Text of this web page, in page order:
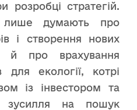
розробці стратегій.
думають про
і створення нових
й про врахування
для екології, котрі
із інвестором та
зусилля на пошук